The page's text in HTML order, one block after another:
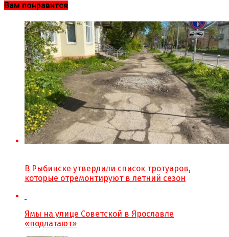
Вам понравится
В Рыбинске утвердили список тротуаров,
которые отремонтируют в летний сезон
Ямы на улице Советской в Ярославле
«подлатают»